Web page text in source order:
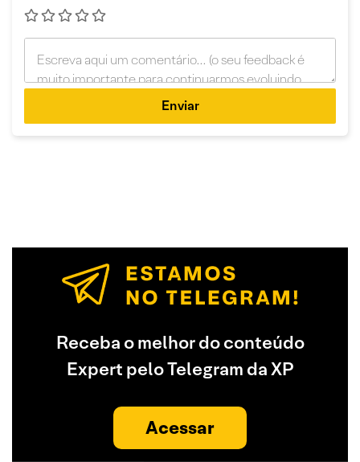
Enviar
Receba o melhor do conteúdo
Expert pelo Telegram da XP
Acessar